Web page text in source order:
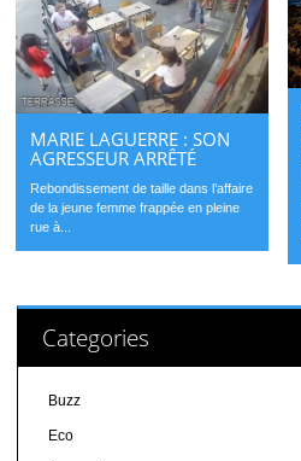
MARIE LAGUERRE : SON
AGRESSEUR ARRÊTÉ
Rebondissement de taille dans l’affaire
de la jeune femme frappée en pleine
rue à...
Categories
Buzz
Eco